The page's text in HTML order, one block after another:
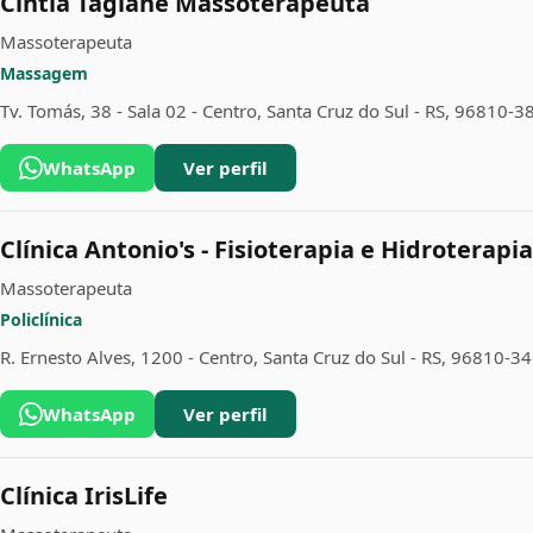
Massoterapeuta
Massagem
Tv. Tomás, 38 - Sala 02 - Centro, Santa Cruz do Sul - RS, 96810-
WhatsApp Ver perfil
Clínica Antonio's - Fisioterapia e Hidroterapia
Massoterapeuta
Policlínica
R. Ernesto Alves, 1200 - Centro, Santa Cruz do Sul - RS, 96810-
WhatsApp Ver perfil
Clínica IrisLife